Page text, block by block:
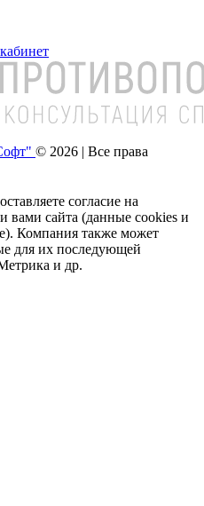
© 2026 | Все права
согласие на
вами сайта (данные cookies и
Компания также может
для их последующей
и др.